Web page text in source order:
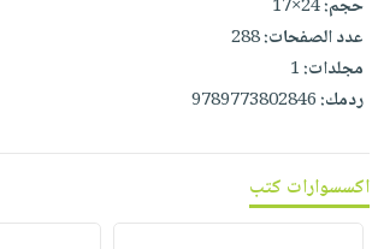
خدمات
نيل
وفرات
انشر
كتابك
تواصل
معنا
الإصداراتحجم:24×17
عدد الصفحات:288
مجلدات:1
ردمك:9789773802846
اكسسوارات كتب